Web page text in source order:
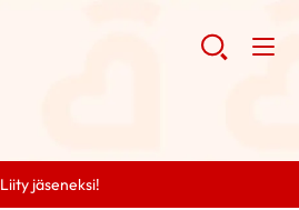
Liity jäseneksi!